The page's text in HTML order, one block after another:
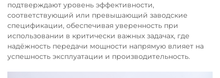
подтверждают уровень эффективности,
соответствующий или превышающий заводские
спецификации, обеспечивая уверенность при
использовании в критически важных задачах, где
надёжность передачи мощности напрямую влияет на
успешность эксплуатации и производительность.